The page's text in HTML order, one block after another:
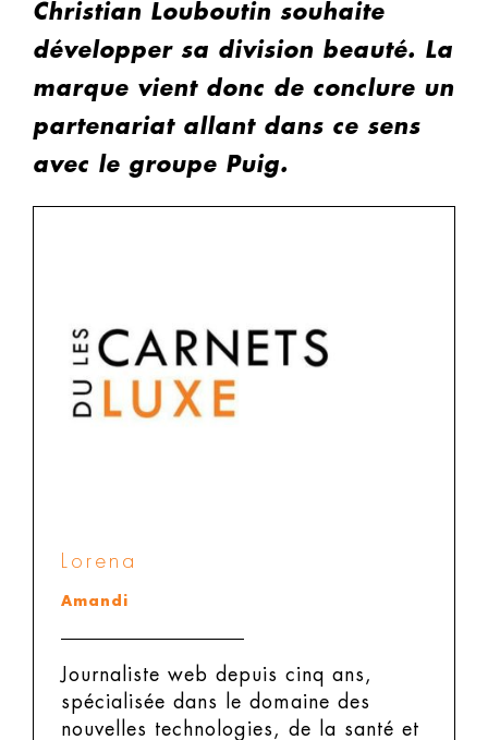
Christian Louboutin souhaite
développer sa division beauté. La
marque vient donc de conclure un
partenariat allant dans ce sens
avec le groupe Puig.
Lorena
Amandi
Journaliste web depuis cinq ans,
spécialisée dans le domaine des
nouvelles technologies, de la santé et